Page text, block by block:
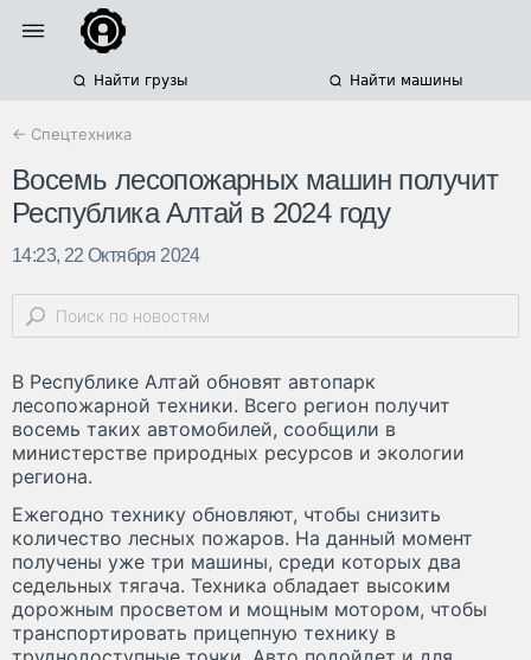
Найти грузы Найти машины
← Спецтехника
Восемь лесопожарных машин получит
Республика Алтай в 2024 году
14:23, 22 Октября 2024
В Республике Алтай обновят автопарк
лесопожарной техники. Всего регион получит
восемь таких автомобилей, сообщили в
министерстве природных ресурсов и экологии
региона.
Ежегодно технику обновляют, чтобы снизить
количество лесных пожаров. На данный момент
получены уже три машины, среди которых два
седельных тягача. Техника обладает высоким
дорожным просветом и мощным мотором, чтобы
транспортировать прицепную технику в